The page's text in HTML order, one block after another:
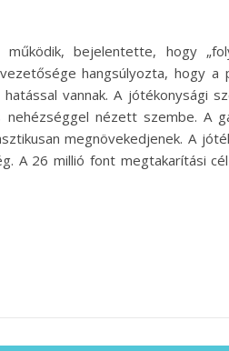
bejelentette, hogy
hangsúlyozta, hogy a
vannak. A jótékonysági
nézett szembe. A
megnövekedjenek. A
A 26 millió font megtakarítási